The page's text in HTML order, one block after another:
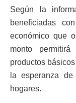
Según la
beneficiadas
económico que
monto
productos
la esperanza
hogares.